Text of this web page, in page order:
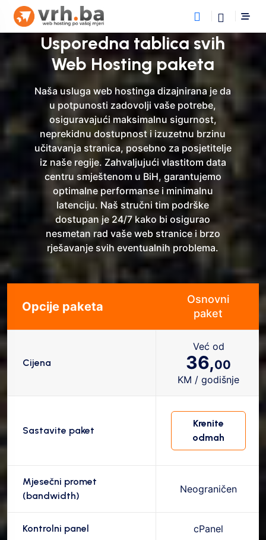
Usporedna tablica svih
Web Hosting paketa
Naša usluga web hostinga dizajnirana je da
u potpunosti zadovolji vaše potrebe,
osiguravajući maksimalnu sigurnost,
neprekidnu dostupnost i izuzetnu brzinu
učitavanja stranica, posebno za posjetitelje
iz naše regije. Zahvaljujući vlastitom data
centru smještenom u BiH, garantujemo
optimalne performanse i minimalnu
latenciju. Naš stručni tim podrške
dostupan je 24/7 kako bi osigurao
nesmetan rad vaše web stranice i brzo
rješavanje svih eventualnih problema.
Opcije paketa
Osnovni
paket
Cijena
Već od
36,00
KM / godišnje
Sastavite paket
Krenite
odmah
Mjesečni promet
(bandwidth)
Neograničen
Kontrolni panel cPanel